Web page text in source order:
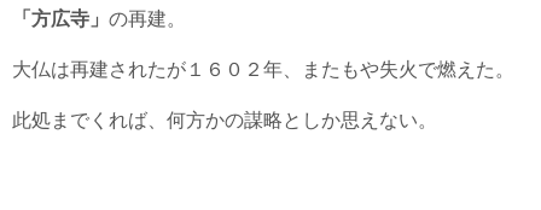
「方広寺」 の再建。
大仏は再建されたが１６０２年、またもや失火で燃えた。
此処までくれば、何方かの謀略としか思えない。